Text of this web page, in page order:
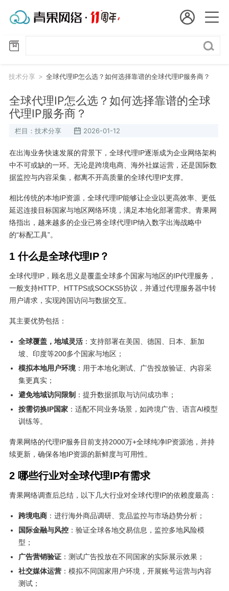
国
代
理
短效代理
隧道代理
独享代理
长效代理
会员名：
订单管理
进入控制台
退出
技术分享 > 全球代理IP怎么选？如何选择靠谱的全球代理IP服务商？
全球代理IP怎么选？如何选择靠谱的全球
代理IP服务商？
栏目：技术分享 2026-01-12
在出海业务快速发展的背景下，全球代理IP逐渐成为企业网络架构
中不可或缺的一环。无论是跨境电商、海外社媒运营，还是国际数
据监控与内容采集，都离不开高质量的全球代理IP支撑。
相比传统的本地IP资源，全球代理IP能够让企业以更高效率、更低
延迟连接目标国家与地区网络环境，满足本地化部署需求。青果网
络指出，越来越多的企业已将全球代理IP纳入数字出海战略中
的“标配工具”。
1 什么是全球代理IP？
全球代理IP，顾名思义是覆盖全球多个国家与地区的IP代理服务，
一般支持HTTP、HTTPS或SOCKS5协议，并通过代理服务器中转
用户请求，实现跨国访问与数据交互。
其主要优势包括：
全球覆盖，地域灵活：支持部署在美国、德国、日本、新加
坡、印度等200多个国家与地区；
模拟本地用户环境：用于本地化测试、广告投放验证、内容采
集更真实；
避免地域访问限制 ：提升数据抓取与访问成功率；
按需切换IP国家：适配不同业务场景，如跨境广告、语言AI模型
训练等。
青果网络的代理IP服务目前支持2000万+全球纯净IP资源池，并持
续更新，确保各地IP资源的新鲜度与可用性。
2 哪些行业对全球代理IP有需求
青果网络调查后总结，以下几大行业对全球代理IP的依赖度最高：
跨境电商：进行海外商品调研、竞品监控与市场趋势分析；
国际金融与风控：验证全球各地交易信息，监控多地风险模
型；
广告营销验证：测试广告投放在不同国家的实际展示效果；
社交媒体运营：模拟不同国家用户环境，开展账号运营与内容
测试；
技
术
享